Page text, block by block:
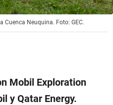
Cuenca Neuquina. Foto: GEC.
Mobil Exploration
y Qatar Energy.